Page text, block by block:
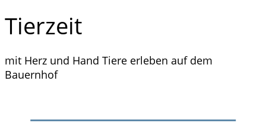
Tierzeit
mit Herz und Hand Tiere erleben auf dem
Bauernhof